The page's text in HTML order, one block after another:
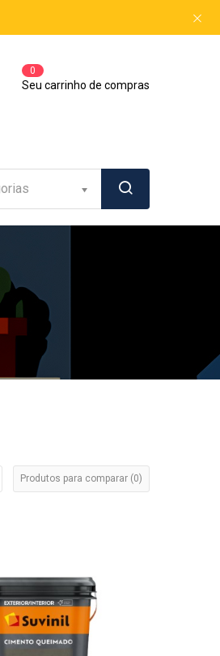
Seu carrinho de compras
0
Produtos para comparar (0)